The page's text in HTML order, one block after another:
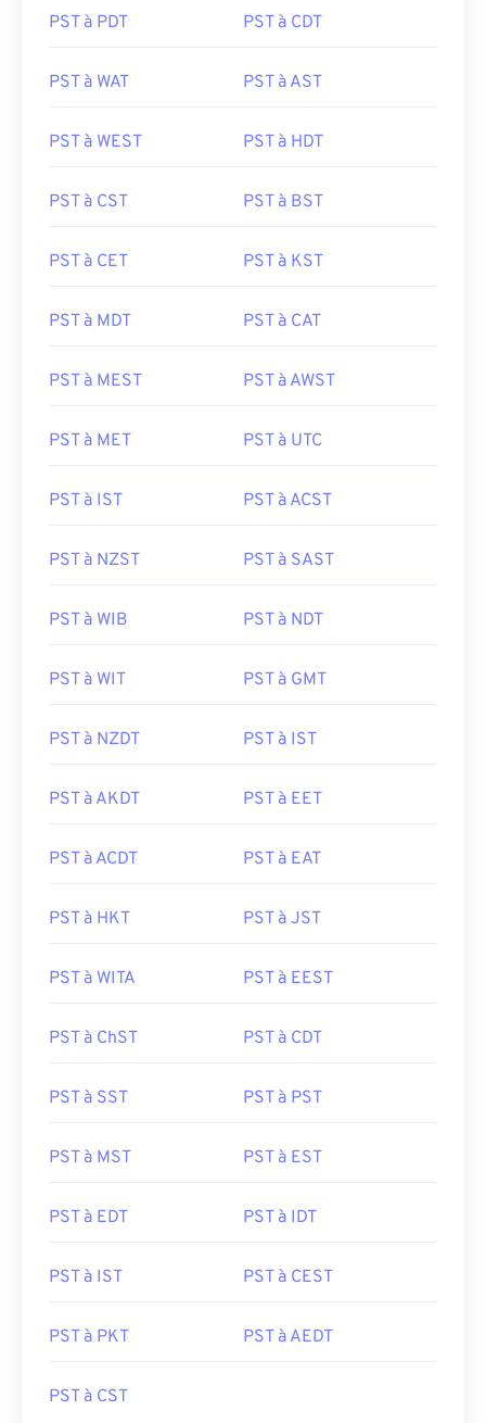
PST à PDT PST à CDT
PST à WAT PST à AST
PST à WEST PST à HDT
PST à CST PST à BST
PST à CET PST à KST
PST à MDT PST à CAT
PST à MEST PST à AWST
PST à MET PST à UTC
PST à IST PST à ACST
PST à NZST PST à SAST
PST à WIB PST à NDT
PST à WIT PST à GMT
PST à NZDT PST à IST
PST à AKDT PST à EET
PST à ACDT PST à EAT
PST à HKT PST à JST
PST à WITA PST à EEST
PST à ChST PST à CDT
PST à SST PST à PST
PST à MST PST à EST
PST à EDT PST à IDT
PST à IST PST à CEST
PST à PKT PST à AEDT
PST à CST